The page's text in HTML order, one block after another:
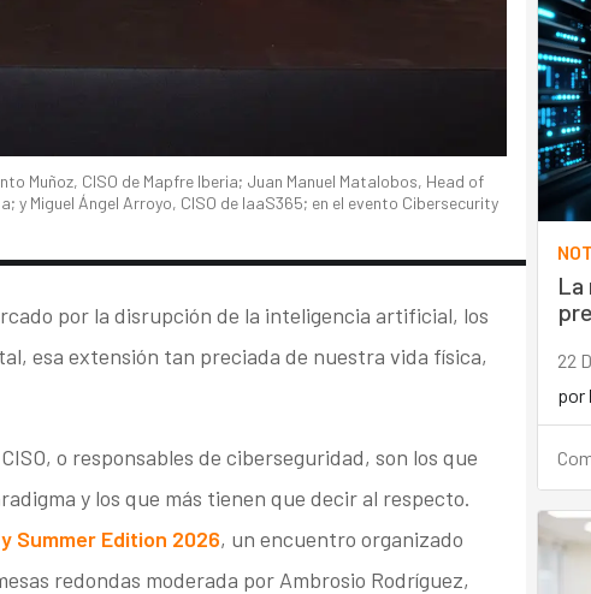
Muñoz, CISO de Mapfre Iberia; Juan Manuel Matalobos, Head of
y Miguel Ángel Arroyo, CISO de IaaS365; en el evento Cibersecurity
por la disrupción de la inteligencia artificial, los
esa extensión tan preciada de nuestra vida física,
o responsables de ciberseguridad, son los que
y los que más tienen que decir al respecto.
Summer Edition 2026, un encuentro organizado
redondas moderada por Ambrosio Rodríguez,
La
22
por